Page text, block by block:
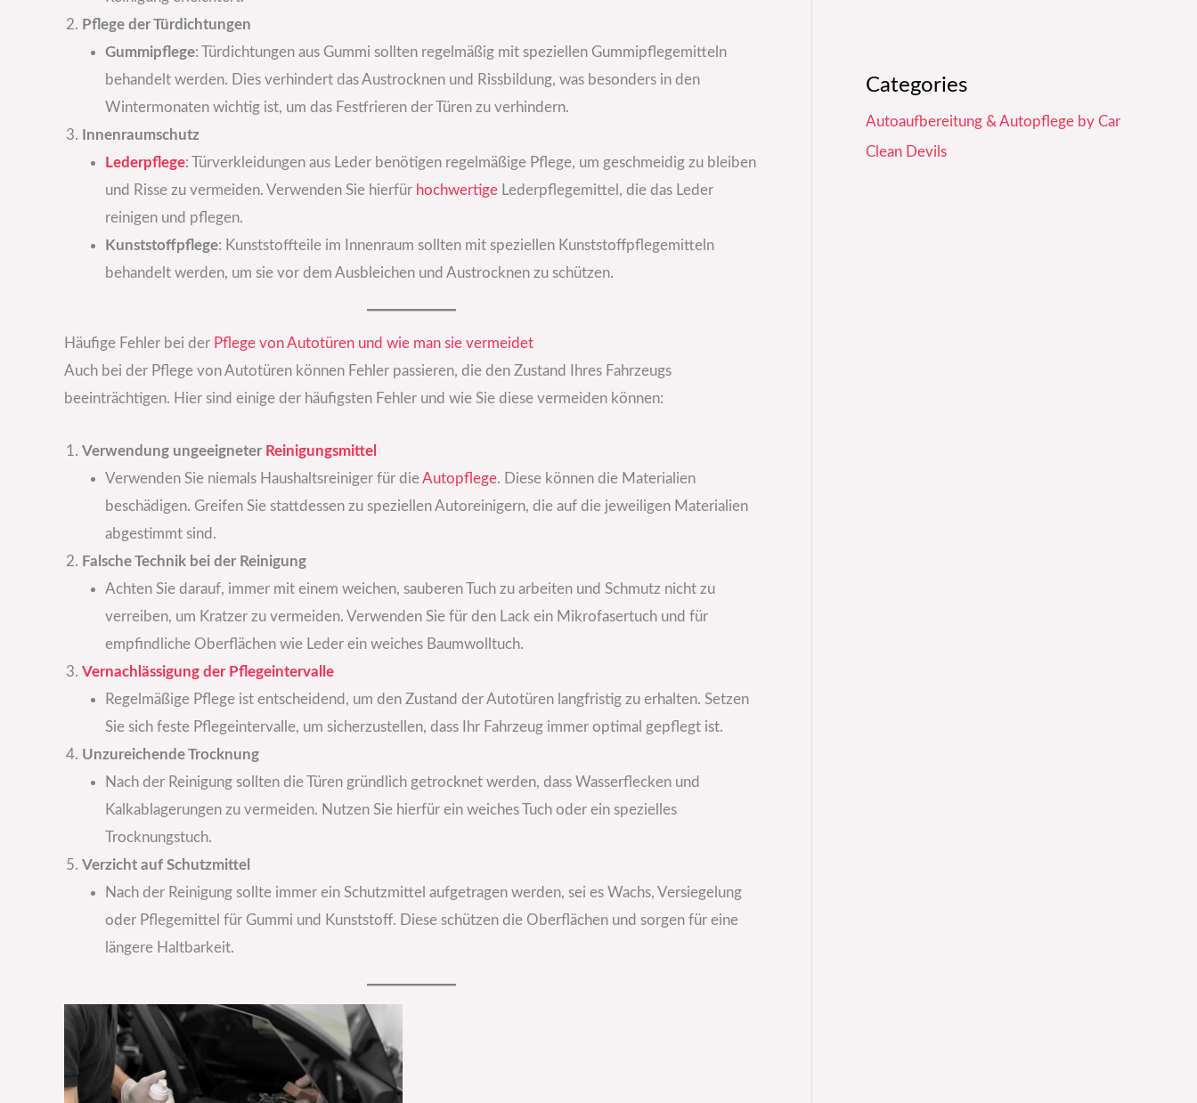
Pflege der Türdichtungen
Gummipflege: Türdichtungen aus Gummi sollten regelmäßig mit speziellen Gummipflegemitteln
behandelt werden. Dies verhindert das Austrocknen und Rissbildung, was besonders in den
Wintermonaten wichtig ist, um das Festfrieren der Türen zu verhindern.
Innenraumschutz
Lederpflege: Türverkleidungen aus Leder benötigen regelmäßige Pflege, um geschmeidig zu bleiben
und Risse zu vermeiden. Verwenden Sie hierfür hochwertigeLederpflegemittel, die das Leder
reinigen und pflegen.
Kunststoffpflege: Kunststoffteile im Innenraum sollten mit speziellen Kunststoffpflegemitteln
behandelt werden, um sie vor dem Ausbleichen und Austrocknen zu schützen.
Häufige Fehler bei der Pflege von Autotüren und wie man sie vermeidet
Auch bei der Pflege von Autotüren können Fehler passieren, die den Zustand Ihres Fahrzeugs
beeinträchtigen. Hier sind einige der häufigsten Fehler und wie Sie diese vermeiden können:
Verwendung ungeeigneter Reinigungsmittel
Verwenden Sie niemals Haushaltsreiniger für dieAutopflege. Diese können die Materialien
beschädigen. Greifen Sie stattdessen zu speziellen Autoreinigern, die auf die jeweiligen Materialien
abgestimmt sind.
Falsche Technik bei der Reinigung
Achten Sie darauf, immer mit einem weichen, sauberen Tuch zu arbeiten und Schmutz nicht zu
verreiben, um Kratzer zu vermeiden. Verwenden Sie für den Lack ein Mikrofasertuch und für
empfindliche Oberflächen wie Leder ein weiches Baumwolltuch.
Vernachlässigung der Pflegeintervalle
Regelmäßige Pflege ist entscheidend, um den Zustand der Autotüren langfristig zu erhalten. Setzen
Sie sich feste Pflegeintervalle, um sicherzustellen, dass Ihr Fahrzeug immer optimal gepflegt ist.
Unzureichende Trocknung
Nach der Reinigung sollten die Türen gründlich getrocknet werden, dass Wasserflecken und
Kalkablagerungen zu vermeiden. Nutzen Sie hierfür ein weiches Tuch oder ein spezielles
Trocknungstuch.
Verzicht auf Schutzmittel
Nach der Reinigung sollte immer ein Schutzmittel aufgetragen werden, sei es Wachs, Versiegelung
oder Pflegemittel für Gummi und Kunststoff. Diese schützen die Oberflächen und sorgen für eine
längere Haltbarkeit.
Categories
Autoaufbereitung & Autopflege by Car
Clean Devils